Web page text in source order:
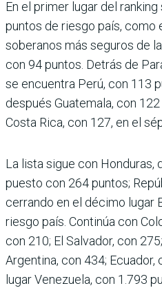
En el primer lugar del
puntos de riesgo país, como
soberanos más seguros de
con 94 puntos. Detrás de
se encuentra Perú, con 113
después Guatemala, con
Costa Rica, con 127, en el
La lista sigue con Hondu­ras,
puesto con 264 puntos;
cerrando en el décimo lugar
riesgo país. Continúa con
con 210; El Salvador, con
Argentina, con 434; Ecuador,
lugar Venezuela, con 1.793